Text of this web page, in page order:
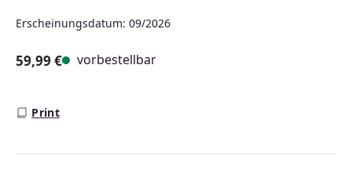
Erscheinungsdatum: 09/2026
59,99 € vorbestellbar
Print